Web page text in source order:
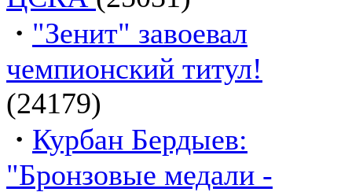
· "Зенит" завоевал
чемпионский титул!
(24179)
· Курбан Бердыев:
"Бронзовые медали -